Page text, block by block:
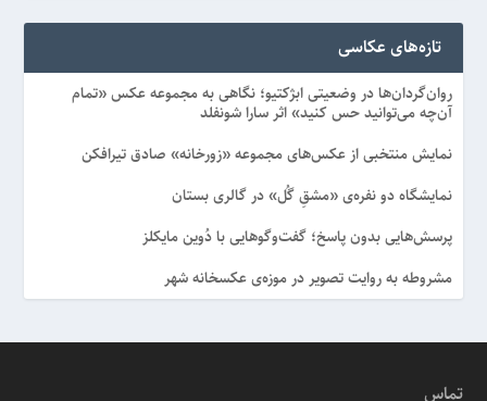
تازه‌های عکاسی
روان‌گردان‌ها در وضعیتی ابژکتیو؛ نگاهی به مجموعه عکس «تمام
آن‌چه می‌توانید حس کنید» اثر سارا شونفلد
نمایش منتخبی از عکس‌های مجموعه «زورخانه» صادق تیرافکن
نمایشگاه دو نفره‌ی «مشقِ گُل» در گالری بستان
پرسش‌هایی بدون پاسخ؛ گفت‌وگوهایی با دُوین مایکلز
مشروطه به روایت تصویر در موزه‌ی عکسخانه شهر
تماس